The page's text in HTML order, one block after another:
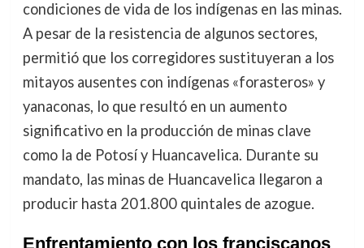
condiciones de vida de los indígenas en las minas.
A pesar de la resistencia de algunos sectores,
permitió que los corregidores sustituyeran a los
mitayos ausentes con indígenas «forasteros» y
yanaconas, lo que resultó en un aumento
significativo en la producción de minas clave
como la de Potosí y Huancavelica. Durante su
mandato, las minas de Huancavelica llegaron a
producir hasta 201.800 quintales de azogue.
Enfrentamiento con los franciscanos